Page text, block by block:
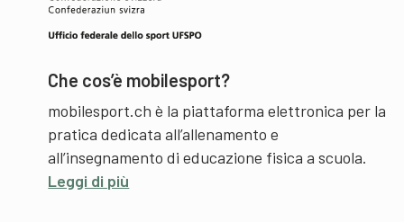
Che cos’è mobilesport?
mobilesport.ch è la piattaforma elettronica per la
pratica dedicata all’allenamento e
all’insegnamento di educazione fisica a scuola.
Leggi di più